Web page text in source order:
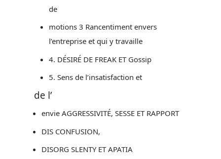
de
motions 3 Rancentiment envers
l’entreprise et qui y travaille
4. DÉSIRÉ DE FREAK ET Gossip
5. Sens de l’insatisfaction et
de l’
envie AGGRESSIVITÉ, SESSE ET RAPPORT
DIS CONFUSION,
DISORG SLENTY ET APATIA